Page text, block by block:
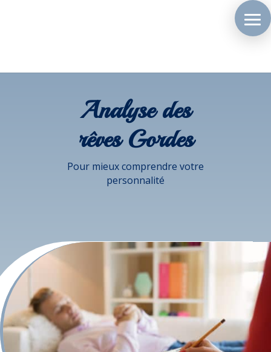
Analyse des
rêves Gordes
Pour mieux comprendre votre
personnalité